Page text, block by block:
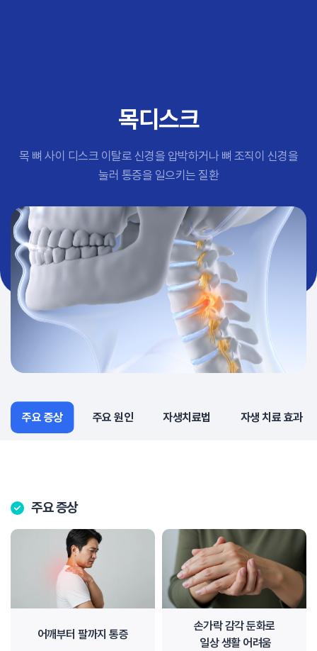
#교통사고후유증 #허리디스크
목디스크
목 뼈 사이 디스크 이탈로 신경을 압박하거나 뼈 조직이 신경을
눌러 통증을 일으키는 질환
주요 증상
주요 증상 주요 원인 자생치료법 자생 치료 효과
주요 증상
어깨부터 팔까지 통증
손가락 감각 둔화로
일상 생활 어려움